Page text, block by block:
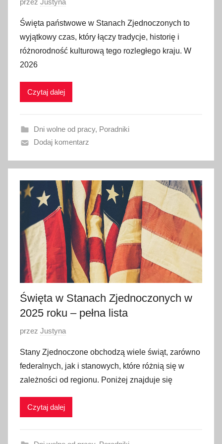
O
u
b
l
i
w
n
o
0
g
r
n
0
2
4
przez Justyna
Święta państwowe w Stanach Zjednoczonych to
wyjątkowy czas, który łączy tradycje, historię i
różnorodność kulturową tego rozległego kraju. W
2026
Czytaj dalej
Dni wolne od pracy, Poradniki
Dodaj komentarz
Święta w Stanach Zjednoczonych w
2025 roku – pełna lista
O
u
b
l
i
przez Justyna
Stany Zjednoczone obchodzą wiele świąt, zarówno
federalnych, jak i stanowych, które różnią się w
zależności od regionu. Poniżej znajduje się
Czytaj dalej